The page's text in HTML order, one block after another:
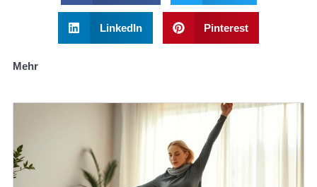
LinkedIn Pinterest
Mehr